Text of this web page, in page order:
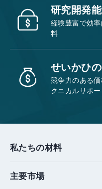
研究開発
経験豊富で効
料
せいかひ
競争力のある
クニカルサポー
私たちの材料
主要市場